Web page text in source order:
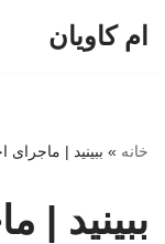
ام کاویان
خانه » ببینید | ماجرای
ببینید |